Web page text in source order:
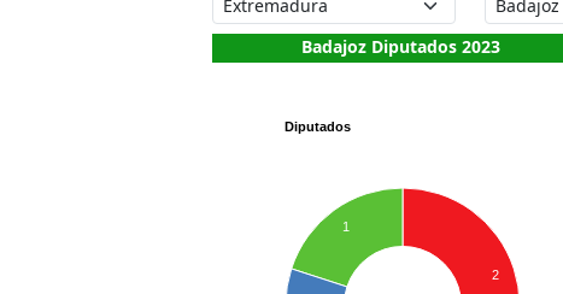
Badajoz Diputados 2023
Diputados
2
1